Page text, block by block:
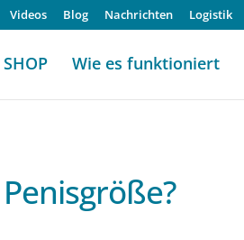
Videos Blog Nachrichten Logistik
SHOP Wie es funktioniert